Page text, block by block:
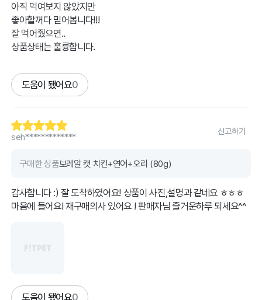
아직 먹여보지 않았지만
좋아할꺼다 믿어봅니다!!!
잘 먹어줬으면..
상품상태는 훌륭합니다.
도움이 됐어요0
seh*************
신고하기
구매한 상품보레알 캣 치킨+연어+오리 (80g)
감사합니다 :) 잘 도착하였어요! 상품이 사진,설명과 같네요 ㅎㅎㅎ
마음에 들어요! 재구매의사 있어요 ! 판매자님 즐거운하루 되세요^^
도움이 됐어요0